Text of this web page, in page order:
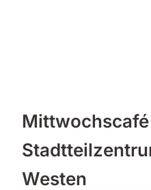
Westen